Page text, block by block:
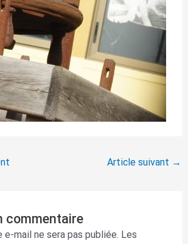
Article suivant →
commentaire
e-mail ne sera pas publiée. Les